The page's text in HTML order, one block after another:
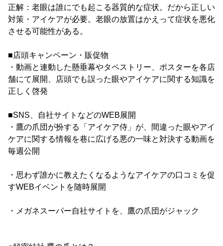
正解：老眼は誰にでも起こる器質的な症状。だから正しい
対策・アイケアが必要。老眼の放置はかえって症状を悪化
させる可能性がある。
■店頭キャンペーン・販促物
・動画と連動した懸垂幕やタペストリー、ポスターを各店
舗にて展開、店頭でも誤った眼やアイケアに関する知識を
正しく啓発
■SNS、自社サイトなどのWEB展開
・鷹の爪団が扮する「アイケア侍」が、間違った眼やアイ
ケアに関する情報を巷に広げる悪の一味と対決する動画を
毎週公開
・思わず誰かに教えたくなるようなアイケアの口コミを促
すWEBイベントを随時展開
・メガネスーパー自社サイトを、鷹の爪団がジャック